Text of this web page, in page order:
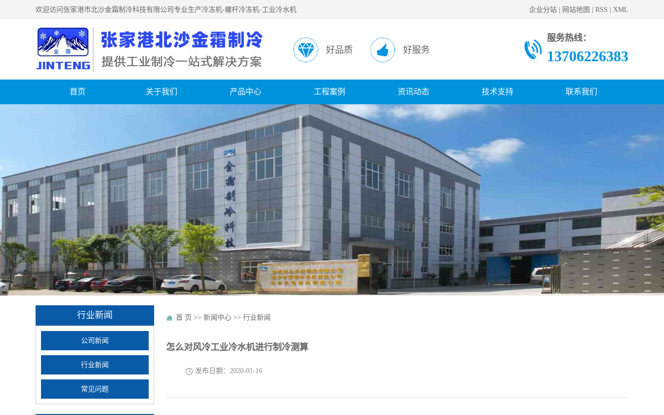
欢迎访问张家港市北沙金霜制冷科技有限公司专业生产冷冻机-螺杆冷冻机-工业冷水机 企业分站 网站地图 RSS XML
好品质 好服务
服务热线：
13706226383
首页 关于我们 产品中心 工程案例 资讯动态 技术支持 联系我们
行业新闻
公司新闻
行业新闻
常见问题
首 页 >> 新闻中心 >> 行业新闻
怎么对风冷工业冷水机进行制冷测算
发布日期： 2020-01-16